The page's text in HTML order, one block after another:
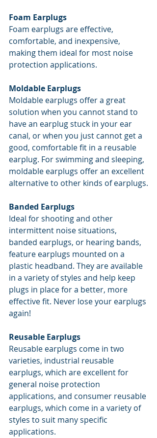
Foam Earplugs
Foam earplugs are effective,
comfortable, and inexpensive,
making them ideal for most noise
protection applications.
Moldable Earplugs
Moldable earplugs offer a great
solution when you cannot stand to
have an earplug stuck in your ear
canal, or when you just cannot get a
good, comfortable fit in a reusable
earplug. For swimming and sleeping,
moldable earplugs offer an excellent
alternative to other kinds of earplugs.
Banded Earplugs
Ideal for shooting and other
intermittent noise situations,
banded earplugs, or hearing bands,
feature earplugs mounted on a
plastic headband. They are available
in a variety of styles and help keep
plugs in place for a better, more
effective fit. Never lose your earplugs
again!
Reusable Earplugs
Reusable earplugs come in two
varieties, industrial reusable
earplugs, which are excellent for
general noise protection
applications, and consumer reusable
earplugs, which come in a variety of
styles to suit many specific
applications.